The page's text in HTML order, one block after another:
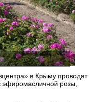
в Крыму проводят
эфиромасличной розы,